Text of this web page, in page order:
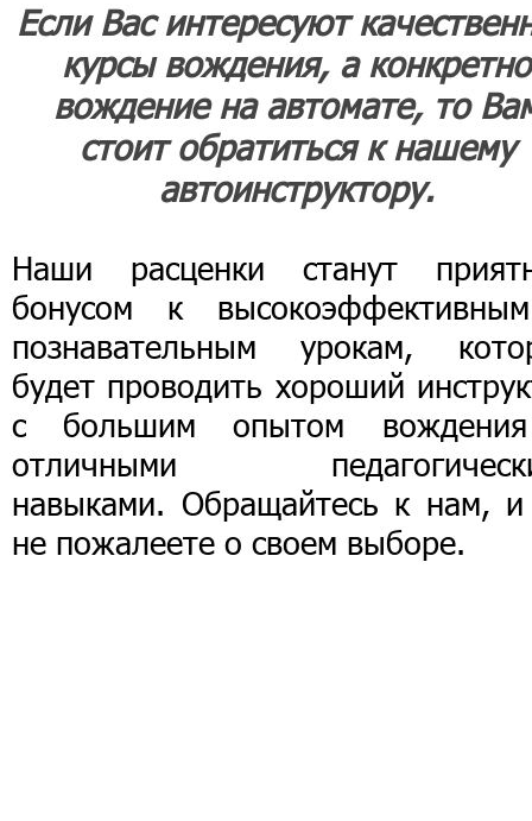
Если Вас интересуют
курсы вождения, а конкретно
вождение на автомате, то
стоит обратиться к нашему
автоинструктору.
Наши расценки станут
бонусом к
познавательным урокам,
будет проводить хороший
с большим опытом
отличными
навыками. Обращайтесь к нам,
не пожалеете о своем выборе.